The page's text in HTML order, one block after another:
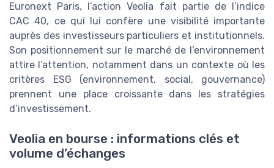
Euronext Paris, l’action Veolia fait partie de l’indice
CAC 40, ce qui lui confère une visibilité importante
auprès des investisseurs particuliers et institutionnels.
Son positionnement sur le marché de l’environnement
attire l’attention, notamment dans un contexte où les
critères ESG (environnement, social, gouvernance)
prennent une place croissante dans les stratégies
d’investissement.
Veolia en bourse : informations clés et
volume d’échanges